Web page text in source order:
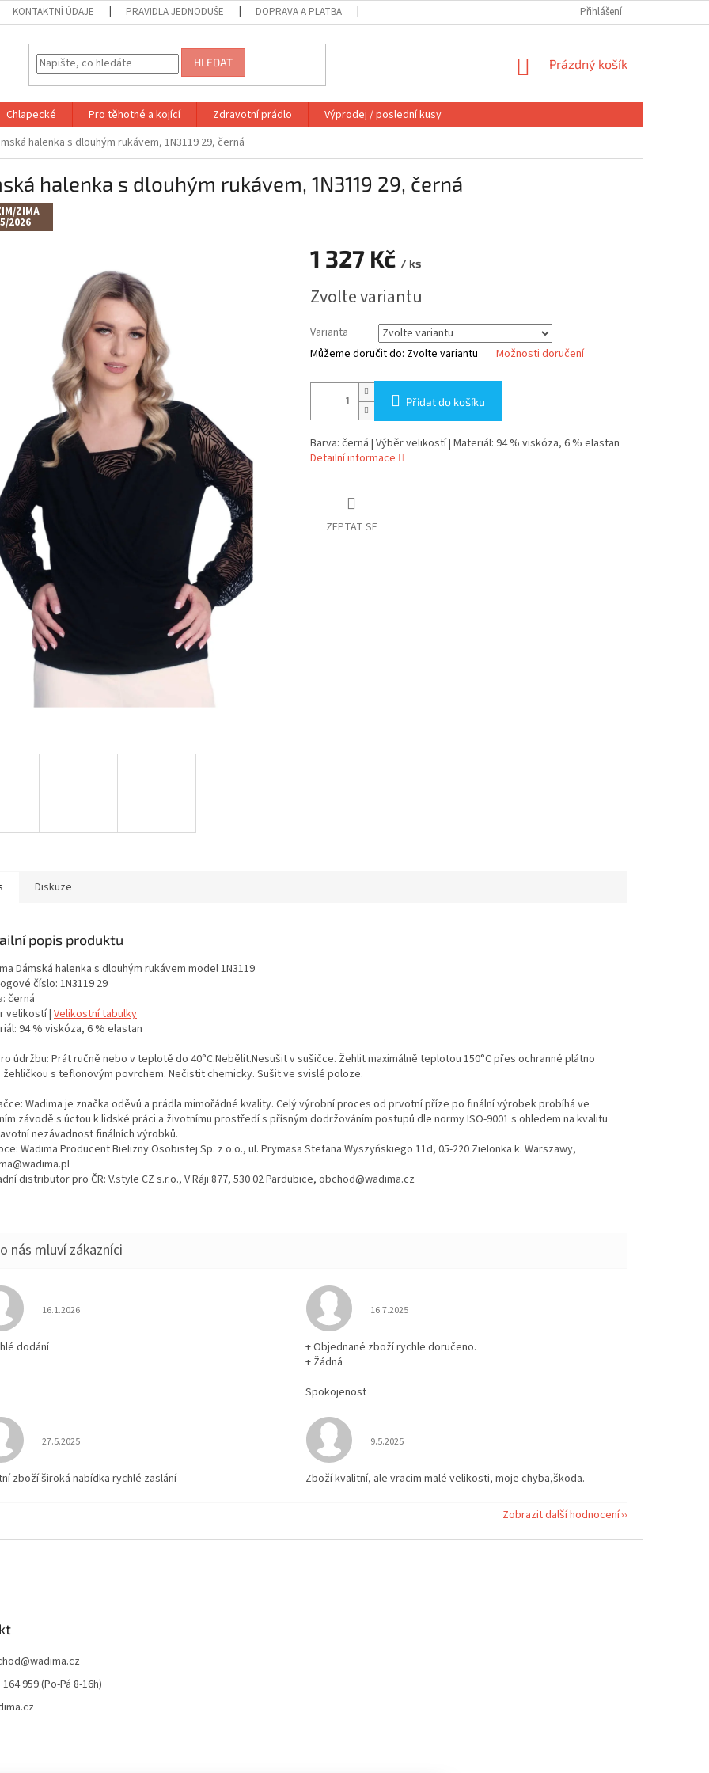
KONTAKTNÍ ÚDAJE PRAVIDLA JEDNODUŠE DOPRAVA A PLATBA VÝMĚNA NEBO VRÁCENÍ
Přihlášení
HLEDAT
NÁKUPNÍ
Prázdný košík
Chlapecké Pro těhotné a kojící Zdravotní prádlo
Výprodej / poslední kusy
halenka s dlouhým rukávem, 1N3119 29, černá
halenka s dlouhým rukávem, 1N3119 29, černá
ZIMA
2026
1 327 Kč / ks
cena:
Zvolte variantu
Varianta
Můžeme doručit do: Zvolte variantu Možnosti doručení
Přidat do košíku
Barva: černá | Výběr velikostí | Materiál: 94 % viskóza, 6 % elastan
Detailní informace
ZEPTAT SE
Diskuze
popis produktu
Dámská halenka s dlouhým rukávem model 1N3119
číslo: 1N3119 29
černá
velikostí |Velikostní tabulky
94 % viskóza, 6 % elastan
údržbu: Prát ručně nebo v teplotě do 40°C.Nebělit.Nesušit v sušičce. Žehlit maximálně teplotou 150°C přes ochranné plátno
žehličkou s teflonovým povrchem. Nečistit chemicky. Sušit ve svislé poloze.
Wadima je značka oděvů a prádla mimořádné kvality. Celý výrobní proces od prvotní příze po finální výrobek probíhá ve
závodě s úctou k lidské práci a životnímu prostředí s přísným dodržováním postupů dle normy ISO-9001 s ohledem na kvalitu
nezávadnost finálních výrobků.
Wadima Producent Bielizny Osobistej Sp. z o.o., ul. Prymasa Stefana Wyszyńskiego 11d, 05-220 Zielonka k. Warszawy,
distributor pro ČR: V.style CZ s.r.o., V Ráji 877, 530 02 Pardubice, obchod@wadima.cz
Hodnocení obchodu je 5 z 5 hvězdiček.
16.1.2026
dodání
Hodnocení obchodu je 5 z 5 hvězdiček.
16.7.2025
+ Objednané zboží rychle doručeno.
+ Žádná
Spokojenost
Hodnocení obchodu je 5 z 5 hvězdiček.
27.5.2025
zboží široká nabídka rychlé zaslání
Hodnocení obchodu je 5 z 5 hvězdiček.
9.5.2025
Zboží kvalitní, ale vracim malé velikosti, moje chyba,škoda.
Zobrazit další hodnocení
@wadima.cz
164 959 (Po-Pá 8-16h)